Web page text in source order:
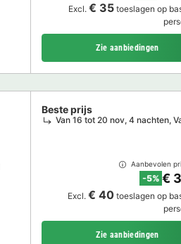
Excl. € 35 toeslagen op
Zie aanbiedingen
Vriezer
Beste prijs
Van 16 tot 20 nov, 4 nachten,
Aanbevolen
-5% €
Excl. € 40 toeslagen op
Zie aanbiedingen